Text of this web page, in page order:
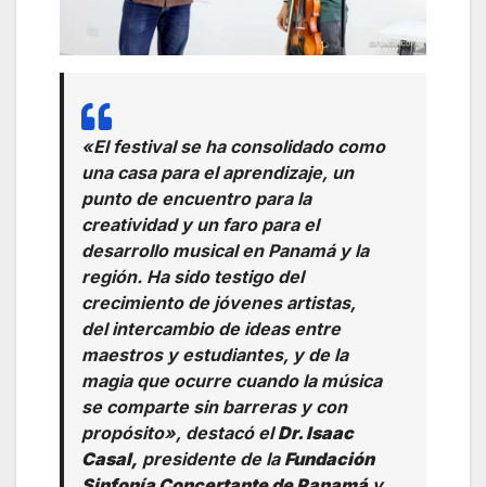
«El festival se ha consolidado como
una casa para el aprendizaje, un
punto de encuentro para la
creatividad y un faro para el
desarrollo musical en Panamá y la
región. Ha sido testigo del
crecimiento de jóvenes artistas,
del intercambio de ideas entre
maestros y estudiantes, y de la
magia que ocurre cuando la música
se comparte sin barreras y con
propósito», destacó elDr. Isaac
Casal, presidente de la Fundación